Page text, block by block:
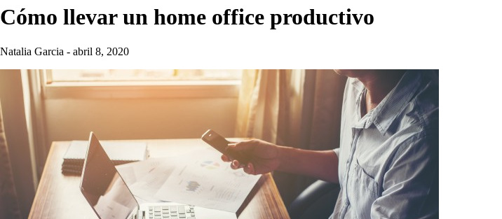
Cómo llevar un home office productivo
Natalia Garcia - abril 8, 2020